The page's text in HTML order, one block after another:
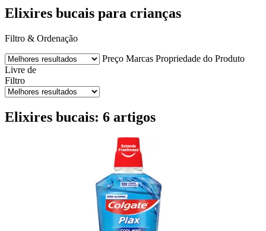
Elixires bucais para crianças
Filtro & Ordenação
Preço Marcas Propriedade do Produto
Livre de
Filtro
Elixires bucais: 6 artigos